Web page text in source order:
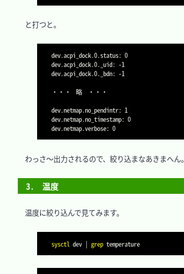
と打つと。
dev.acpi_dock.0.status: 0
dev.acpi_dock.0._uid: -1
dev.acpi_dock.0._bdn: -1
・・・	略	・・・
dev.netmap.no_pendintr: 1
dev.netmap.no_timestamp: 0
dev.netmap.verbose: 0
わっさ～出力されるので、絞り込まなあきまへん。
3.　温度
温度に絞り込んで見てみます。
sysctl dev | grep temperature